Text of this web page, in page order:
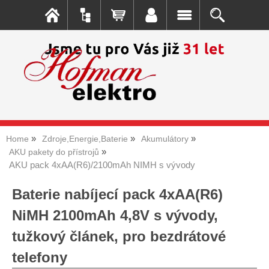
Home Zdroje,Energie,Baterie
Akumulátory
AKU pakety do přístrojů
AKU pack 4xAA(R6)/2100mAh NIMH s vývody
Baterie nabíjecí pack 4xAA(R6)
NiMH 2100mAh 4,8V s vývody,
tužkový článek, pro bezdrátové
telefony